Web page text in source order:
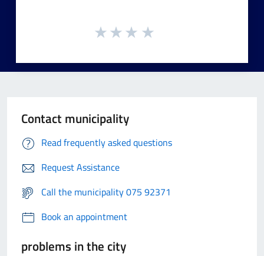
Contact municipality
Read frequently asked questions
Request Assistance
Call the municipality 075 92371
Book an appointment
problems in the city